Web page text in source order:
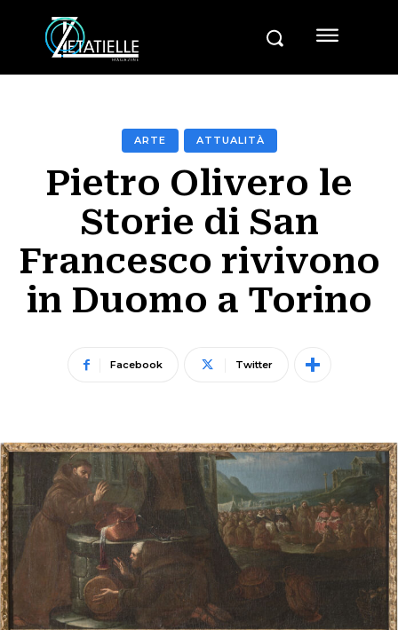
ARTE ATTUALITÀ
Pietro Olivero le
Storie di San
Francesco rivivono
in Duomo a Torino
Facebook Twitter